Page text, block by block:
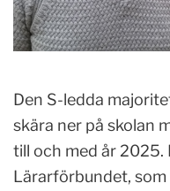
Den S-ledda
skära ner på skolan
till och med år
Lärarförbundet, som